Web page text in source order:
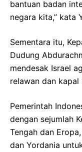
bantuan badan
negara kita,” kata
Sementara itu,
Dudung
mendesak Israel
relawan dan kapal
Pemerintah
dengan sejumlah
Tengah dan
dan Yordania